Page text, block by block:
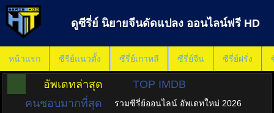
ดูซีรี่ย์ นิยายจีนดัดแปลง ออนไลน์ฟรี HD
หน้าแรก ซีรีย์แนวตั้ง ซีรี่ย์เกาหลี ซีรี่ย์จีน ซีรี่ย์ฝรั่ง
อัพเดทล่าสุด
TOP IMDB
คนชอบมากที่สุด
รวมซีรี่ย์ออนไลน์ อัพเดทใหม่ 2026